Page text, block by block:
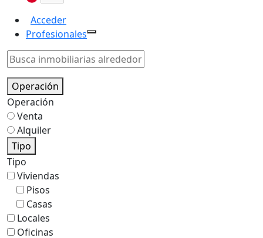
Acceder
Profesionales
Operación
Operación
Venta
Alquiler
Tipo
Tipo
Viviendas
Pisos
Casas
Locales
Oficinas